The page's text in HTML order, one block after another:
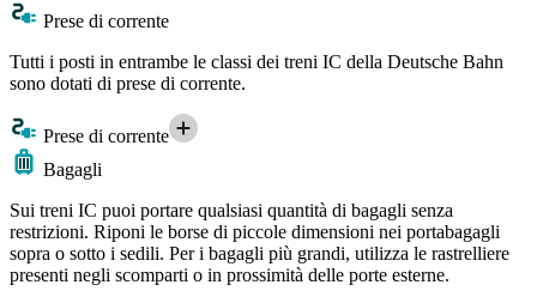
Prese di corrente
Tutti i posti in entrambe le classi dei treni IC della Deutsche Bahn
sono dotati di prese di corrente.
Prese di corrente
Bagagli
Sui treni IC puoi portare qualsiasi quantità di bagagli senza
restrizioni. Riponi le borse di piccole dimensioni nei portabagagli
sopra o sotto i sedili. Per i bagagli più grandi, utilizza le rastrelliere
presenti negli scomparti o in prossimità delle porte esterne.